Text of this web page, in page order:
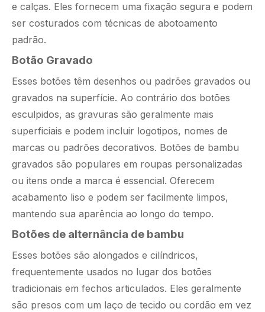
e calças. Eles fornecem uma fixação segura e podem
ser costurados com técnicas de abotoamento
padrão.
Botão Gravado
Esses botões têm desenhos ou padrões gravados ou
gravados na superfície. Ao contrário dos botões
esculpidos, as gravuras são geralmente mais
superficiais e podem incluir logotipos, nomes de
marcas ou padrões decorativos. Botões de bambu
gravados são populares em roupas personalizadas
ou itens onde a marca é essencial. Oferecem
acabamento liso e podem ser facilmente limpos,
mantendo sua aparência ao longo do tempo.
Botões de alternância de bambu
Esses botões são alongados e cilíndricos,
frequentemente usados ​​no lugar dos botões
tradicionais em fechos articulados. Eles geralmente
são presos com um laço de tecido ou cordão em vez